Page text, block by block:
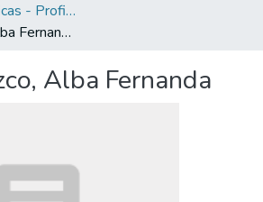
Reseñas biográficas - Profiles
Triana Orozco, Alba Fernanda
Alba Fernanda